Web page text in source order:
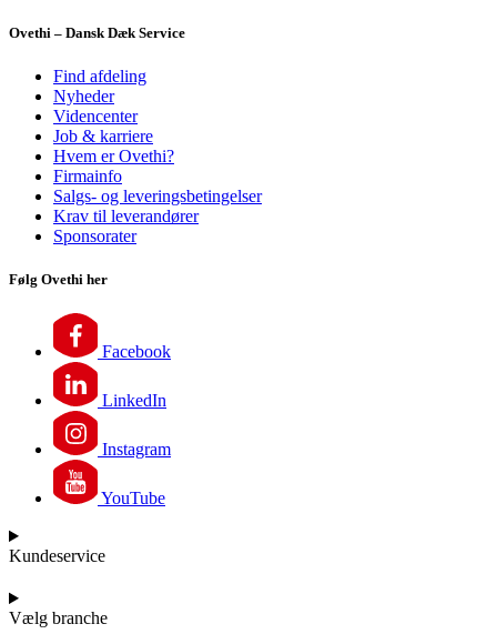
Ovethi – Dansk Dæk Service
Find afdeling
Nyheder
Videncenter
Job & karriere
Hvem er Ovethi?
Firmainfo
Salgs- og leveringsbetingelser
Krav til leverandører
Sponsorater
Følg Ovethi her
Facebook
LinkedIn
Instagram
YouTube
Kundeservice
Vælg branche